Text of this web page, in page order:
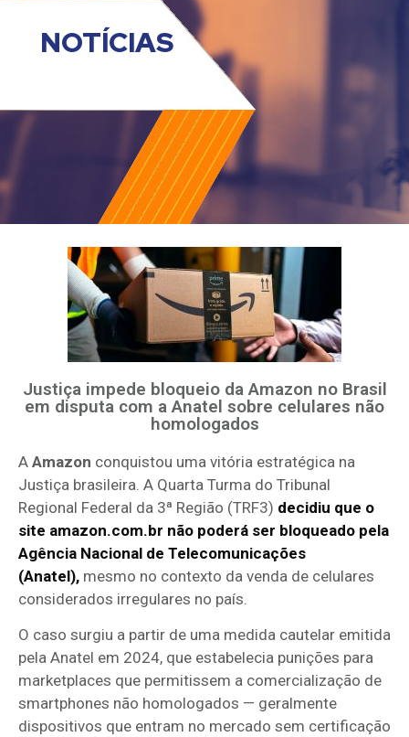
NOTÍCIAS
Justiça impede bloqueio da Amazon no Brasil
em disputa com a Anatel sobre celulares não
homologados
A Amazon conquistou uma vitória estratégica na
Justiça brasileira. A Quarta Turma do Tribunal
Regional Federal da 3ª Região (TRF3) decidiu que o
site amazon.com.br não poderá ser bloqueado pela
Agência Nacional de Telecomunicações
(Anatel), mesmo no contexto da venda de celulares
considerados irregulares no país.
O caso surgiu a partir de uma medida cautelar emitida
pela Anatel em 2024, que estabelecia punições para
marketplaces que permitissem a comercialização de
smartphones não homologados — geralmente
dispositivos que entram no mercado sem certificação